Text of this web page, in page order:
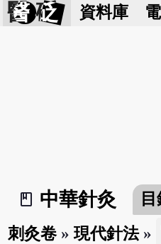
醫 砭 資料庫
book_2
中華針灸
刺灸卷 »現代針法»